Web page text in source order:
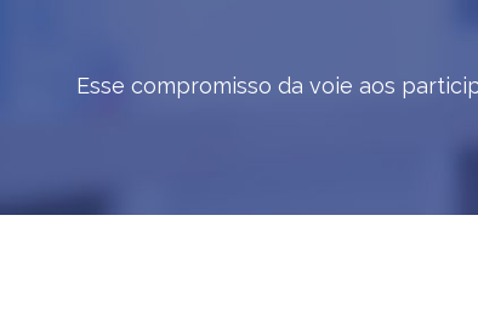
Esse compromisso da voie aos